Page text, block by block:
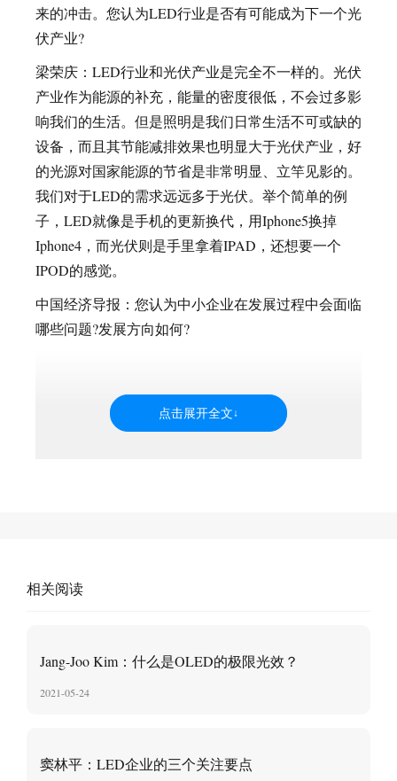
来的冲击。您认为LED行业是否有可能成为下一个光
伏产业?
梁荣庆：LED行业和光伏产业是完全不一样的。光伏
产业作为能源的补充，能量的密度很低，不会过多影
响我们的生活。但是照明是我们日常生活不可或缺的
设备，而且其节能减排效果也明显大于光伏产业，好
的光源对国家能源的节省是非常明显、立竿见影的。
我们对于LED的需求远远多于光伏。举个简单的例
子，LED就像是手机的更新换代，用Iphone5换掉
Iphone4，而光伏则是手里拿着IPAD，还想要一个
IPOD的感觉。
中国经济导报：您认为中小企业在发展过程中会面临
哪些问题?发展方向如何?
相关阅读
Jang-Joo Kim：什么是OLED的极限光效？
2021-05-24
窦林平：LED企业的三个关注要点